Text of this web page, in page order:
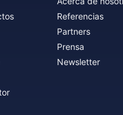
Referencias
Partners
Prensa
Newsletter